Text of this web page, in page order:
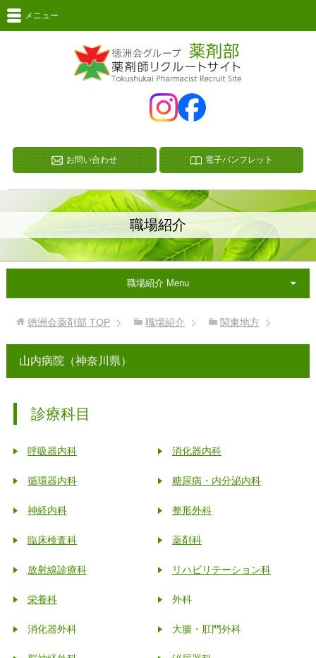
メニュー
お問い合わせ 電子パンフレット
職場紹介
徳洲会薬剤部 TOP 職場紹介 関東地方
山内病院（神奈川県）
診療科目
呼吸器内科 消化器内科
循環器内科 糖尿病・内分泌内科
神経内科 整形外科
臨床検査科 薬剤科
放射線診療科 リハビリテーション科
栄養科 外科
消化器外科 大腸・肛門外科
職場紹介 Menu